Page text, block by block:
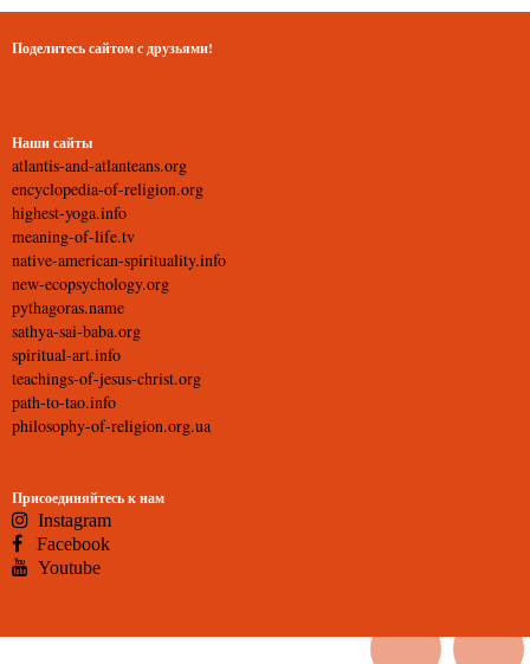
Поделитесь сайтом с друзьями!
Наши сайты
atlantis-and-atlanteans.org
encyclopedia-of-religion.org
highest-yoga.info
meaning-of-life.tv
native-american-spirituality.info
new-ecopsychology.org
pythagoras.name
sathya-sai-baba.org
spiritual-art.info
teachings-of-jesus-christ.org
path-to-tao.info
philosophy-of-religion.org.ua
Присоединяйтесь к нам
Instagram
Facebook
Youtube